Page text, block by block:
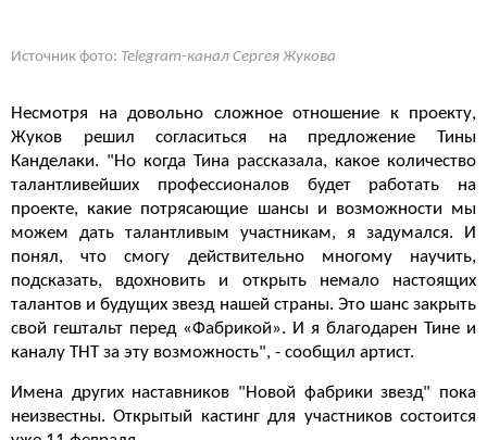
Источник фото: Telegram-канал Сергея Жукова
Несмотря на довольно сложное отношение к проекту,
Жуков решил согласиться на предложение Тины
Канделаки. "Но когда Тина рассказала, какое количество
талантливейших профессионалов будет работать на
проекте, какие потрясающие шансы и возможности мы
можем дать талантливым участникам, я задумался. И
понял, что смогу действительно многому научить,
подсказать, вдохновить и открыть немало настоящих
талантов и будущих звезд нашей страны. Это шанс закрыть
свой гештальт перед «Фабрикой». И я благодарен Тине и
каналу ТНТ за эту возможность", - сообщил артист.
Имена других наставников "Новой фабрики звезд" пока
неизвестны. Открытый кастинг для участников состоится